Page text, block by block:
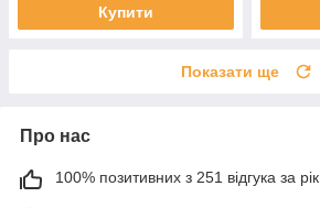
Купити
Показати ще
Про нас
100% позитивних з 251 відгука за рік